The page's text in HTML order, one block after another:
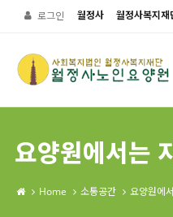
로그인 월정사 월정사복지재
요양원에서는
Home 소통공간 요양원에